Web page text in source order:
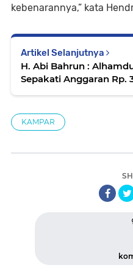
kebenarannya,” kata
Artikel Selanjutnya
H. Abi Bahrun :
Sepakati Anggaran Rp.
KAMPAR